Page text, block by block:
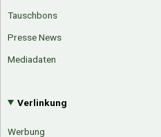
Tauschbons
Presse News
Mediadaten
Verlinkung
Werbung